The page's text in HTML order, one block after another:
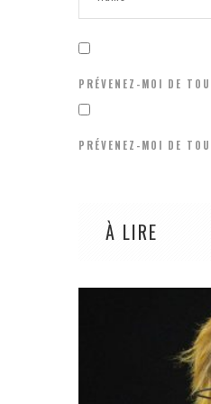
PRÉVENEZ-MOI DE
PRÉVENEZ-MOI DE
À LIRE